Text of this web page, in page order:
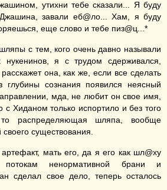
утихни тебе сказали... Я буду
завали еб@ло... Хам, я буду
еще слово и тебе пиз@ц...*
с тем, кого очень давно называли
я с трудом сдерживался,
она, как же, если все сделать
глубины сознания появился неясный
мда, не любит он свое имя,
с Хиданом только испортило и без того
то распределяющая шляпа, вообще
существования.
мать его, да я его как шл@ху
ненормативной брани и
сделал свое дело, теперь осталось